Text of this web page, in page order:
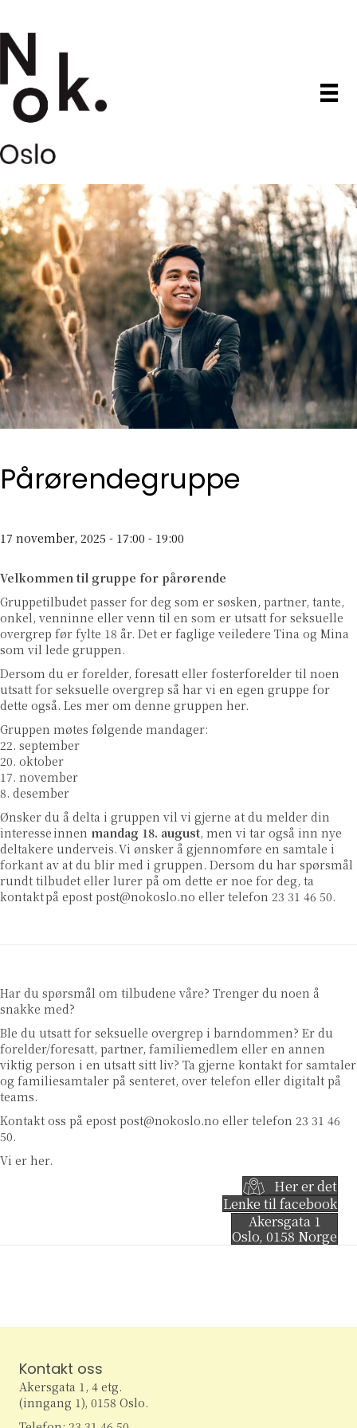
Pårørendegruppe
17 november, 2025 - 17:00 - 19:00
Velkommen til gruppe for pårørende
Gruppetilbudet passer for deg som er søsken, partner, tante,
onkel, venninne eller venn til en som er utsatt for seksuelle
overgrep før fylte 18 år. Det er faglige veiledere Tina og Mina
som vil lede gruppen.
Dersom du er forelder, foresatt eller fosterforelder til noen
utsatt for seksuelle overgrep så har vi en egen gruppe for
dette også. Les mer om denne gruppen her.
Gruppen møtes følgende mandager:
22. september
20. oktober
17. november
8. desember
Ønsker du å delta i gruppen vil vi gjerne at du melder din
interesse innen mandag 18. august, men vi tar også inn nye
deltakere underveis. Vi ønsker å gjennomføre en samtale i
forkant av at du blir med i gruppen. Dersom du har spørsmål
rundt tilbudet eller lurer på om dette er noe for deg, ta
kontakt på epost post@nokoslo.no eller telefon 23 31 46 50.
Har du spørsmål om tilbudene våre? Trenger du noen å
snakke med?
Ble du utsatt for seksuelle overgrep i barndommen? Er du
forelder/foresatt, partner, familiemedlem eller en annen
viktig person i en utsatt sitt liv? Ta gjerne kontakt for samtaler
og familiesamtaler på senteret, over telefon eller digitalt på
teams.
Kontakt oss på epost post@nokoslo.no eller telefon 23 31 46
50.
Vi er her.
Her er det
Lenke til facebook
Akersgata 1
Oslo, 0158 Norge
Kontakt oss
Akersgata 1, 4 etg.
(inngang 1), 0158 Oslo.